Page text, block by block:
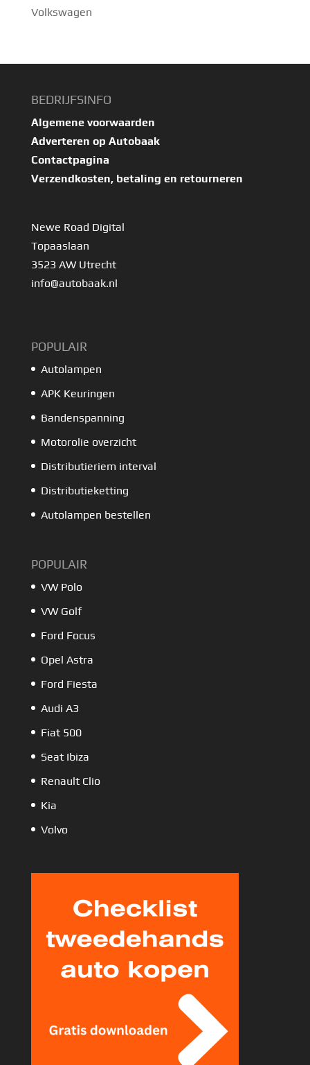
Volkswagen
BEDRIJFSINFO
Algemene voorwaarden
Adverteren op Autobaak
Contactpagina
Verzendkosten, betaling en retourneren
Newe Road Digital
Topaaslaan
3523 AW Utrecht
info@autobaak.nl
POPULAIR
Autolampen
APK Keuringen
Bandenspanning
Motorolie overzicht
Distributieriem interval
Distributieketting
Autolampen bestellen
POPULAIR
VW Polo
VW Golf
Ford Focus
Opel Astra
Ford Fiesta
Audi A3
Fiat 500
Seat Ibiza
Renault Clio
Kia
Volvo